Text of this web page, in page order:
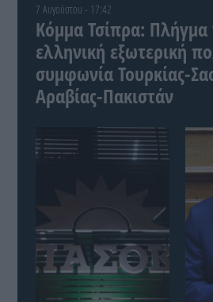
7 Αυγούστου - 17:42
Κόμμα Τσίπρα: Πλήγμα
ελληνική εξωτερική
συμφωνία Τουρκίας-
Αραβίας-Πακιστάν